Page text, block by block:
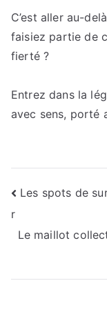
C’est aller au-
faisiez partie de
fierté ?
Entrez dans la
avec sens, porté
de
Les spots de
r
Le maillot